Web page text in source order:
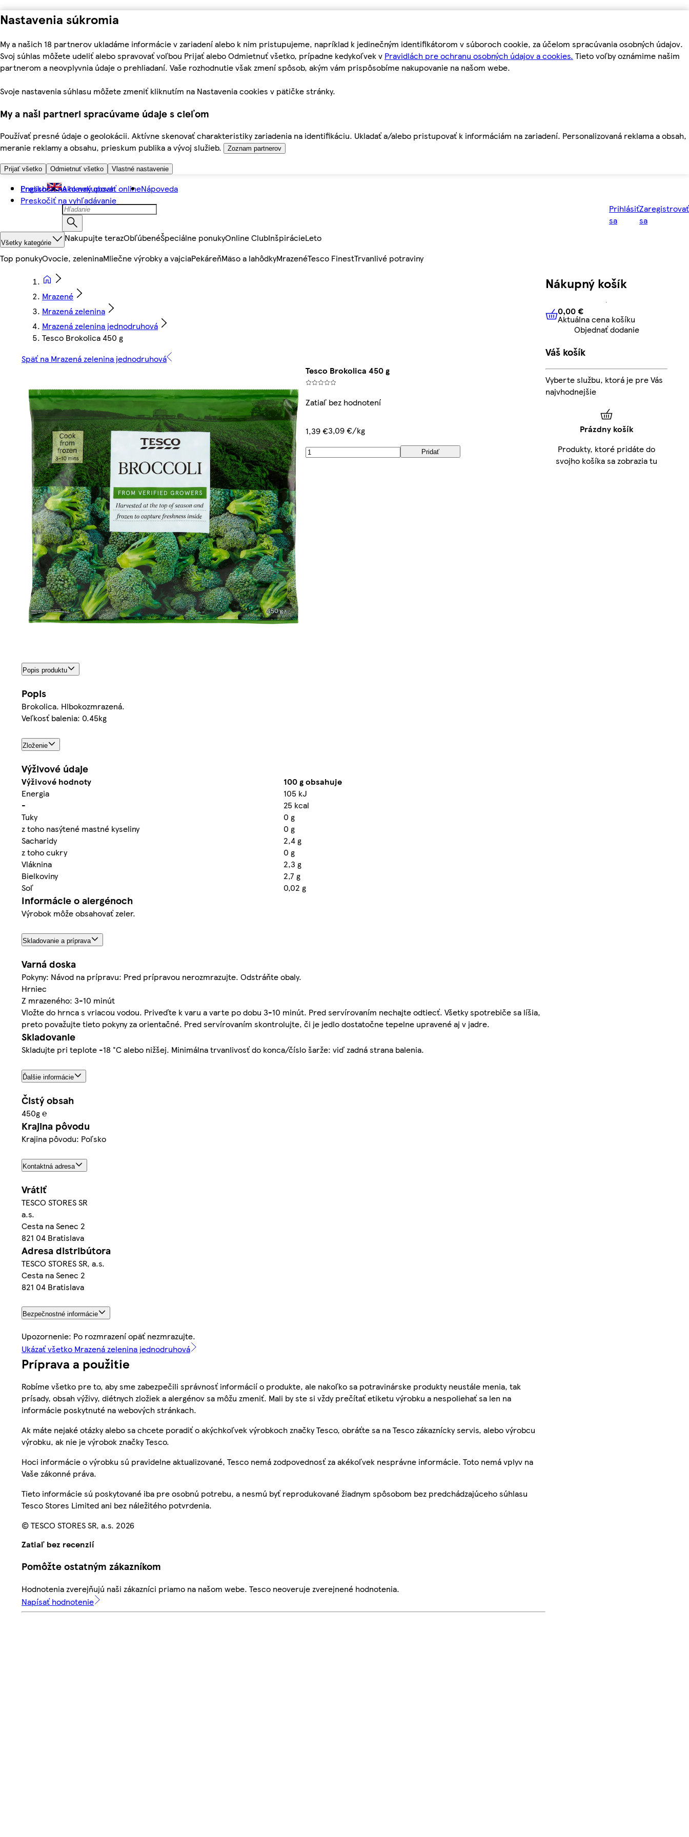
Nastavenia súkromia
My a našich 18 partnerov ukladáme informácie v zariadení alebo k nim pristupujeme, napríklad k jedinečným identifikátorom v súboroch cookie, za účelom spracúvania osobných údajov.
Svoj súhlas môžete udeliť alebo spravovať voľbou Prijať alebo Odmietnuť všetko, prípadne kedykoľvek v Pravidlách pre ochranu osobných údajov a cookies. Tieto voľby oznámime našim
partnerom a neovplyvnia údaje o prehliadaní. Vaše rozhodnutie však zmení spôsob, akým vám prispôsobíme nakupovanie na našom webe.
Svoje nastavenia súhlasu môžete zmeniť kliknutím na Nastavenia cookies v pätičke stránky.
My a naši partneri spracúvame údaje s cieľom
Používať presné údaje o geolokácii. Aktívne skenovať charakteristiky zariadenia na identifikáciu. Ukladať a/alebo pristupovať k informáciám na zariadení. Personalizovaná reklama a obsah,
meranie reklamy a obsahu, prieskum publika a vývoj služieb.
Zoznam partnerov
Prijať všetko Odmietnuť všetko Vlastné nastavenie
Preskočiť na hlavný obsah
Preskočiť na vyhľadávanie
English Ako nakupovať onlineNápoveda
Prihlásiť
sa
Zaregistrovať
sa
Všetky kategórie Nakupujte terazObľúbenéŠpeciálne ponukyOnline ClubInšpirácieLeto
Top ponukyOvocie, zeleninaMliečne výrobky a vajciaPekáreňMäso a lahôdkyMrazenéTesco FinestTrvanlivé potraviny
Mrazené
Mrazená zelenina
Mrazená zelenina jednodruhová
Tesco Brokolica 450 g
Späť na Mrazená zelenina jednodruhová
Tesco Brokolica 450 g
Zatiaľ bez hodnotení
1,39 €3,09 €/kg
Pridať
Popis produktu
Popis
Brokolica. Hlbokozmrazená.
Veľkosť balenia: 0.45kg
Zloženie
Výživové údaje
Výživové hodnoty
100 g obsahuje
Energia
105 kJ
-
25 kcal
Tuky
0 g
z toho nasýtené mastné kyseliny
0 g
Sacharidy
2,4 g
z toho cukry
0 g
Vláknina
2,3 g
Bielkoviny
2,7 g
Soľ
0,02 g
Informácie o alergénoch
Výrobok môže obsahovať zeler.
Skladovanie a príprava
Varná doska
Pokyny: Návod na prípravu: Pred prípravou nerozmrazujte. Odstráňte obaly.
Hrniec
Z mrazeného: 3-10 minút
Vložte do hrnca s vriacou vodou. Priveďte k varu a varte po dobu 3-10 minút. Pred servírovaním nechajte odtiecť. Všetky spotrebiče sa líšia,
preto považujte tieto pokyny za orientačné. Pred servírovaním skontrolujte, či je jedlo dostatočne tepelne upravené aj v jadre.
Skladovanie
Skladujte pri teplote -18 °C alebo nižšej. Minimálna trvanlivosť do konca/číslo šarže: viď zadná strana balenia.
Ďalšie informácie
Čistý obsah
450g ℮
Krajina pôvodu
Krajina pôvodu: Poľsko
Kontaktná adresa
Vrátiť
TESCO STORES SR
a.s.
Cesta na Senec 2
821 04 Bratislava
Adresa distribútora
TESCO STORES SR, a.s.
Cesta na Senec 2
821 04 Bratislava
Bezpečnostné informácie
Upozornenie: Po rozmrazení opäť nezmrazujte.
Ukázať všetko Mrazená zelenina jednodruhová
Príprava a použitie
Robíme všetko pre to, aby sme zabezpečili správnosť informácií o produkte, ale nakoľko sa potravinárske produkty neustále menia, tak
prísady, obsah výživy, diétnych zložiek a alergénov sa môžu zmeniť. Mali by ste si vždy prečítať etiketu výrobku a nespoliehať sa len na
informácie poskytnuté na webových stránkach.
Ak máte nejaké otázky alebo sa chcete poradiť o akýchkoľvek výrobkoch značky Tesco, obráťte sa na Tesco zákaznícky servis, alebo výrobcu
výrobku, ak nie je výrobok značky Tesco.
Hoci informácie o výrobku sú pravidelne aktualizované, Tesco nemá zodpovednosť za akékoľvek nesprávne informácie. Toto nemá vplyv na
Vaše zákonné práva.
Tieto informácie sú poskytované iba pre osobnú potrebu, a nesmú byť reprodukované žiadnym spôsobom bez predchádzajúceho súhlasu
Tesco Stores Limited ani bez náležitého potvrdenia.
© TESCO STORES SR, a.s. 2026
Zatiaľ bez recenzií
Pomôžte ostatným zákazníkom
Hodnotenia zverejňujú naši zákazníci priamo na našom webe. Tesco neoveruje zverejnené hodnotenia.
Napísať hodnotenie
Nákupný košík
0,00 € Aktuálna cena košíku
0,00 €
Aktuálna cena košíku
Objednať dodanie
Váš košík
Vyberte službu, ktorá je pre Vás
najvhodnejšie
Prázdny košík
Produkty, ktoré pridáte do
svojho košíka sa zobrazia tu